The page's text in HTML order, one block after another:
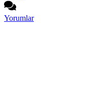
Yorumlar